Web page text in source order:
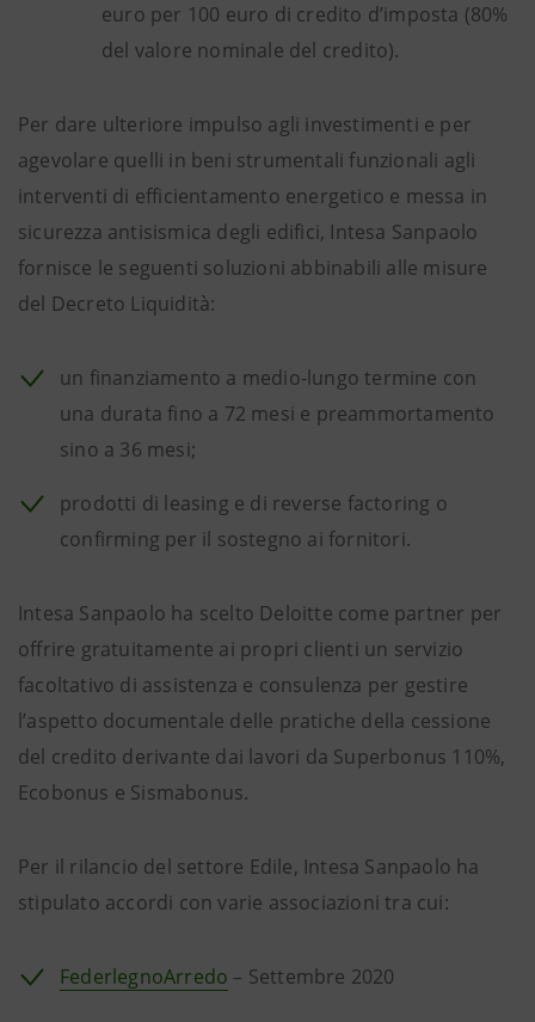
euro per 100 euro di credito d’imposta (80%
del valore nominale del credito).
Per dare ulteriore impulso agli investimenti e per
agevolare quelli in beni strumentali funzionali agli
interventi di efficientamento energetico e messa in
sicurezza antisismica degli edifici, Intesa Sanpaolo
fornisce le seguenti soluzioni abbinabili alle misure
del Decreto Liquidità:
un finanziamento a medio-lungo termine con
una durata fino a 72 mesi e preammortamento
sino a 36 mesi;
prodotti di leasing e di reverse factoring o
confirming per il sostegno ai fornitori.
Intesa Sanpaolo ha scelto Deloitte come partner per
offrire gratuitamente ai propri clienti un servizio
facoltativo di assistenza e consulenza per gestire
l’aspetto documentale delle pratiche della cessione
del credito derivante dai lavori da Superbonus 110%,
Ecobonus e Sismabonus.
Per il rilancio del settore Edile, Intesa Sanpaolo ha
stipulato accordi con varie associazioni tra cui:
FederlegnoArredo – Settembre 2020